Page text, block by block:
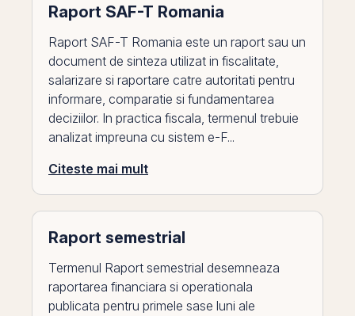
Raport SAF-T Romania
Raport SAF-T Romania este un raport sau un
document de sinteza utilizat in fiscalitate,
salarizare si raportare catre autoritati pentru
informare, comparatie si fundamentarea
deciziilor. In practica fiscala, termenul trebuie
analizat impreuna cu sistem e-F...
Citeste mai mult
Raport semestrial
Termenul Raport semestrial desemneaza
raportarea financiara si operationala
publicata pentru primele sase luni ale